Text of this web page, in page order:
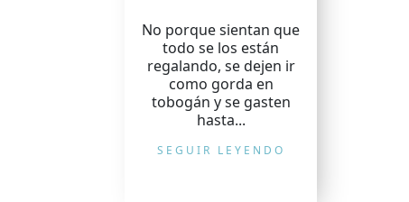
No porque sientan que
todo se los están
regalando, se dejen ir
como gorda en
tobogán y se gasten
hasta...
SEGUIR LEYENDO